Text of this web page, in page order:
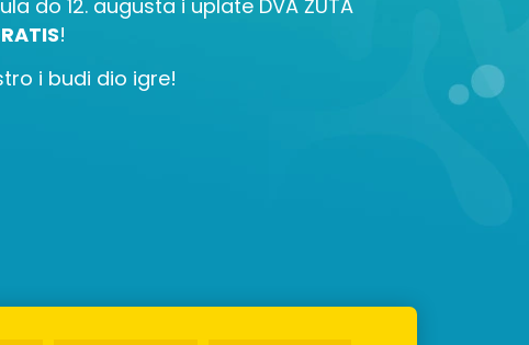
do 12. augusta i uplate DVA ŽUTA
!
i budi dio igre!